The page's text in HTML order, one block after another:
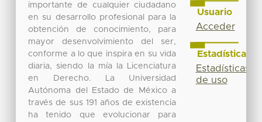
importante de cualquier ciudadano
en su desarrollo profesional para la
obtención de conocimiento, para
mayor desenvolvimiento del ser,
conforme a lo que inspira en su vida
diaria, siendo la mía la Licenciatura
en Derecho. La Universidad
Autónoma del Estado de México a
través de sus 191 años de existencia
ha tenido que evolucionar para
Usuario
Acceder
Estadísticas
Estadísticas
de uso